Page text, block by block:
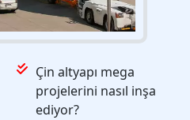
Çin altyapı mega
projelerini nasıl inşa
ediyor?